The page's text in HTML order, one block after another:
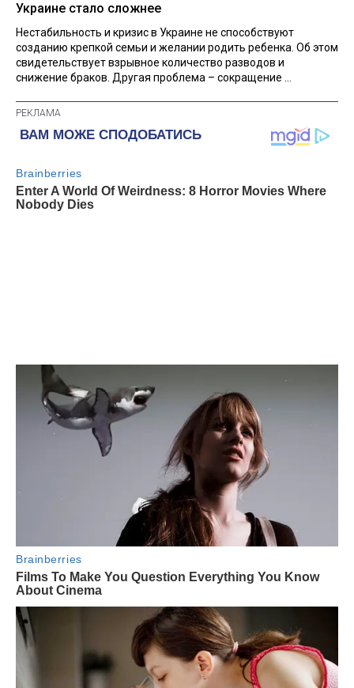
Украине стало сложнее
Нестабильность и кризис в Украине не способствуют
созданию крепкой семьи и желании родить ребенка. Об этом
свидетельствует взрывное количество разводов и
снижение браков. Другая проблема – сокращение ...